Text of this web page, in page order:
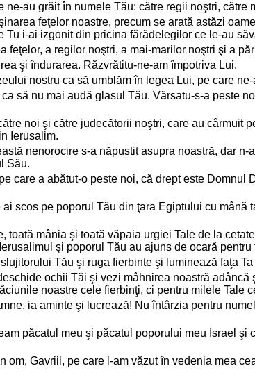
au grăit în numele Tău: către regii noştri, către
feţelor noastre, precum se arată astăzi
i-ai izgonit din pricina fărădelegilor ce le-au
feţelor, a regilor noştri, a mai-marilor noştri şi a
şi îndurarea. Răzvrătitu-ne-am împotriva Lui.
nostru ca să umblăm în legea Lui, pe care
să nu mai audă glasul Tău. Vărsatu-s-a peste
noi şi către judecătorii noştri, care au cârmuit
Ierusalim.
nenorocire s-a năpustit asupra noastră, dar
Său.
care a abătut-o peste noi, că drept este Domnul
scos pe poporul Tău din ţara Egiptului cu mână
toată mânia şi toată văpaia urgiei Tale de la
şi poporul Tău au ajuns de ocară pentru
Tău şi ruga fierbinte şi luminează faţa
ochii Tăi şi vezi mâhnirea noastră
noastre cele fierbinţi, ci pentru milele Tale
ia aminte şi lucrează! Nu întârzia pentru
păcatul meu şi păcatul poporului meu Israel
om, Gavriil, pe care l-am văzut în vedenia mea